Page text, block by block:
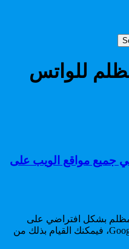
للواتس
جميع مواقع الويب على
بشكل افتراضي على
جميع مواقعك عند تصفح Google Chrome، فيمكنك القيام بذلك من